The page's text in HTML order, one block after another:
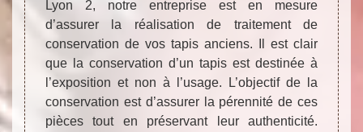
Lyon 2, notre entreprise est en mesure
d’assurer la réalisation de traitement de
conservation de vos tapis anciens. Il est clair
que la conservation d’un tapis est destinée à
l’exposition et non à l’usage. L’objectif de la
conservation est d’assurer la pérennité de ces
pièces tout en préservant leur authenticité.